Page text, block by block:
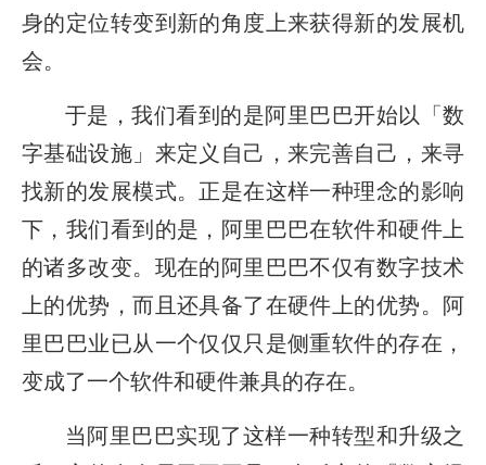
身的定位转变到新的角度上来获得新的发展机
会。
于是，我们看到的是阿里巴巴开始以「数
字基础设施」来定义自己，来完善自己，来寻
找新的发展模式。正是在这样一种理念的影响
下，我们看到的是，阿里巴巴在软件和硬件上
的诸多改变。现在的阿里巴巴不仅有数字技术
上的优势，而且还具备了在硬件上的优势。阿
里巴巴业已从一个仅仅只是侧重软件的存在，
变成了一个软件和硬件兼具的存在。
当阿里巴巴实现了这样一种转型和升级之